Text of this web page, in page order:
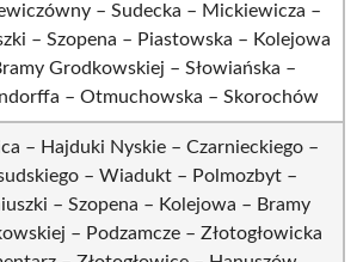
– Sudecka – Mickiewicza –
– Szopena – Piastowska – Kolejowa
Grodkowskiej – Słowiańska –
– Otmuchowska – Skorochów
– Hajduki Nyskie – Czarnieckiego –
– Wiadukt – Polmozbyt –
– Szopena – Kolejowa – Bramy
– Podzamcze – Złotogłowicka